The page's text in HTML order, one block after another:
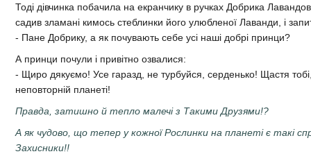
Тоді дівчинка побачила на екранчику в ручках Добрика
садив зламані кимось стеблинки його улюбленої Лаванди, і
- Пане Добрику, а як почувають себе усі наші добрі принци?
А принци почули і привітно озвалися:
- Щиро дякуємо! Усе гаразд, не турбуйся, серденько! Щастя тобі,
неповторній планеті!
Правда, затишно й тепло малечі з Такими Друзями!?
А як чудово, що тепер у кожної Рослинки на планеті є такі
Захисники!!